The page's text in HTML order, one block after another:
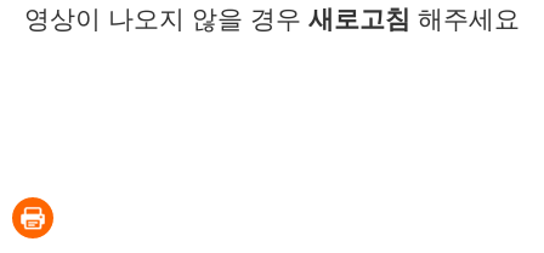
영상이 나오지 않을 경우 새로고침 해주세요